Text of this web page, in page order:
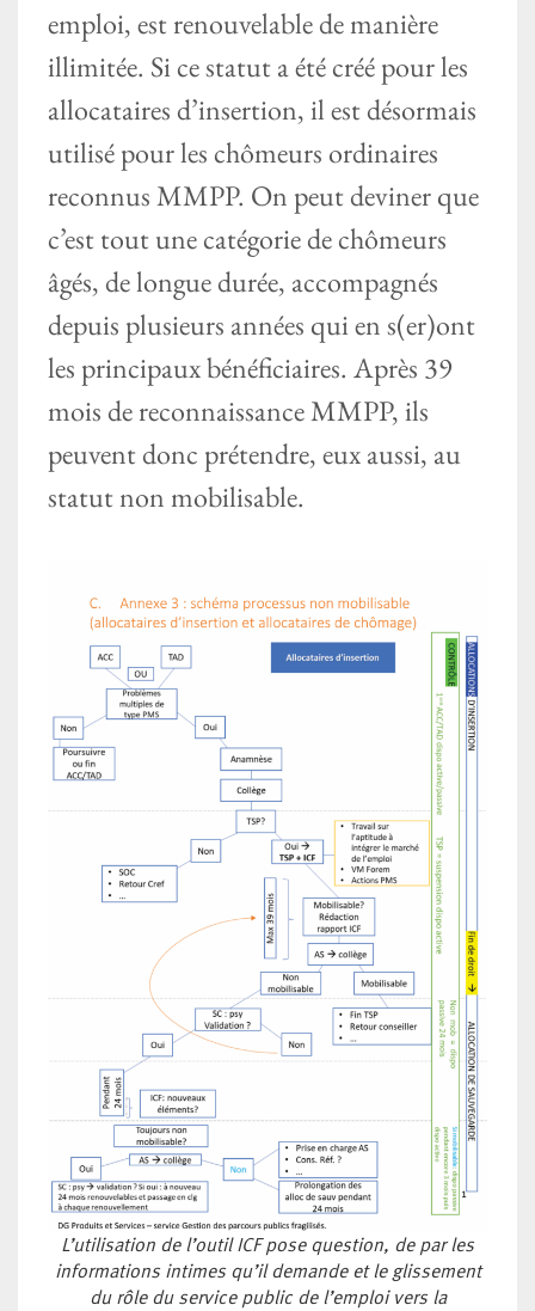
emploi, est renouvelable de manière
illimitée. Si ce statut a été créé pour les
allocataires d’insertion, il est désormais
utilisé pour les chômeurs ordinaires
reconnus MMPP. On peut deviner que
c’est tout une catégorie de chômeurs
âgés, de longue durée, accompagnés
depuis plusieurs années qui en s(er)ont
les principaux bénéficiaires. Après 39
mois de reconnaissance MMPP, ils
peuvent donc prétendre, eux aussi, au
statut non mobilisable.
L’utilisation de l’outil ICF pose question, de par les
informations intimes qu’il demande et le glissement
du rôle du service public de l’emploi vers la